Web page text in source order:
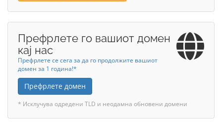
Префрлете го вашиот домен
кај нас
Префрлете се сега за да го продолжите вашиот
домен за 1 година!*
Префрлете домен
* Исклучува одредени TLD и неодамна обновени домени